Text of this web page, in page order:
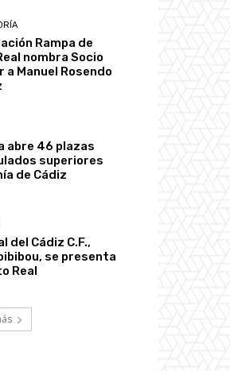
Rampa de
nombra Socio
a Manuel Rosendo
abre 46 plazas
superiores
de Cádiz
del Cádiz C.F.,
se presenta
Real